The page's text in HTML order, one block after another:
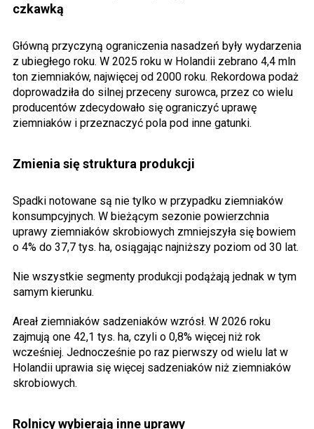
czkawką
Główną przyczyną ograniczenia nasadzeń były wydarzenia
z ubiegłego roku. W 2025 roku w Holandii zebrano 4,4 mln
ton ziemniaków, najwięcej od 2000 roku. Rekordowa podaż
doprowadziła do silnej przeceny surowca, przez co wielu
producentów zdecydowało się ograniczyć uprawę
ziemniaków i przeznaczyć pola pod inne gatunki.
Zmienia się struktura produkcji
Spadki notowane są nie tylko w przypadku ziemniaków
konsumpcyjnych. W bieżącym sezonie powierzchnia
uprawy ziemniaków skrobiowych zmniejszyła się bowiem
o 4% do 37,7 tys. ha, osiągając najniższy poziom od 30 lat.
Nie wszystkie segmenty produkcji podążają jednak w tym
samym kierunku.
Areał ziemniaków sadzeniaków wzrósł. W 2026 roku
zajmują one 42,1 tys. ha, czyli o 0,8% więcej niż rok
wcześniej. Jednocześnie po raz pierwszy od wielu lat w
Holandii uprawia się więcej sadzeniaków niż ziemniaków
skrobiowych.
Rolnicy wybierają inne uprawy